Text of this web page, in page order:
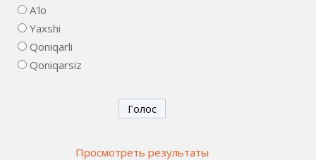
A'lo
Yaxshi
Qoniqarli
Qoniqarsiz
Просмотреть результаты